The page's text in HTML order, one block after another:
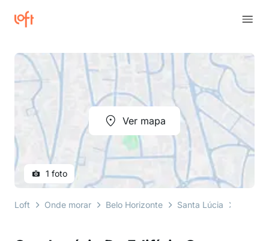
Ver mapa
1 foto
Loft Onde morar Belo Horizonte Santa Lúcia